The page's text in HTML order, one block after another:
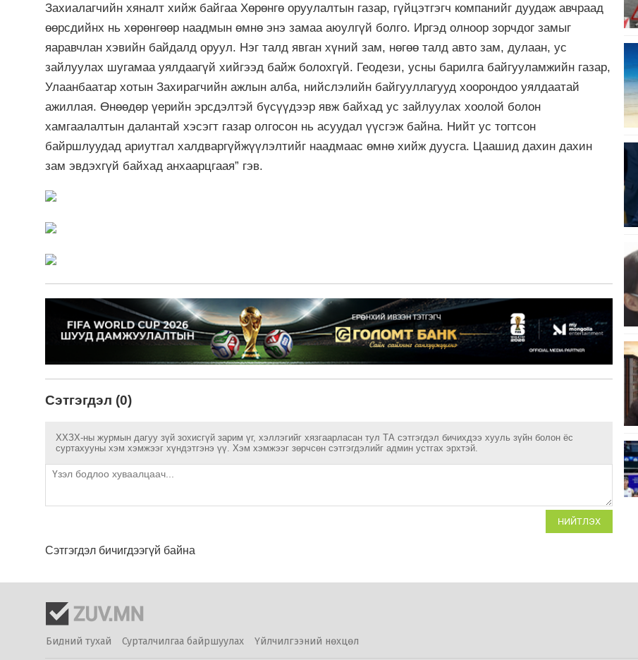
Захиалагчийн хяналт хийж байгаа Хөрөнгө оруулалтын газар, гүйцэтгэгч компанийг дуудаж авчраад
өөрсдийнх нь хөрөнгөөр наадмын өмнө энэ замаа аюулгүй болго. Иргэд олноор зорчдог замыг
яаравчлан хэвийн байдалд оруул. Нэг талд явган хүний зам, нөгөө талд авто зам, дулаан, ус
зайлуулах шугамаа уялдаагүй хийгээд байж болохгүй. Геодези, усны барилга байгууламжийн газар,
Улаанбаатар хотын Захирагчийн ажлын алба, нийслэлийн байгууллагууд хоорондоо уялдаатай
ажиллая. Өнөөдөр үерийн эрсдэлтэй бүсүүдээр явж байхад ус зайлуулах хоолой болон
хамгаалалтын далантай хэсэгт газар олгосон нь асуудал үүсгэж байна. Нийт ус тогтсон
байршлуудад ариутгал халдваргүйжүүлэлтийг наадмаас өмнө хийж дуусга. Цаашид дахин дахин
зам эвдэхгүй байхад анхаарцгаая” гэв.
Сэтгэгдэл (0)
ХХЗХ-ны журмын дагуу зүй зохисгүй зарим үг, хэллэгийг хязгаарласан тул ТА сэтгэгдэл бичихдээ хууль зүйн болон ёс
суртахууны хэм хэмжээг хүндэтгэнэ үү. Хэм хэмжээг зөрчсөн сэтгэгдэлийг админ устгах эрхтэй.
НИЙТЛЭХ
Сэтгэгдэл бичигдээгүй байна
Бидний тухай Сурталчилгаа байршуулах Үйлчилгээний нөхцөл